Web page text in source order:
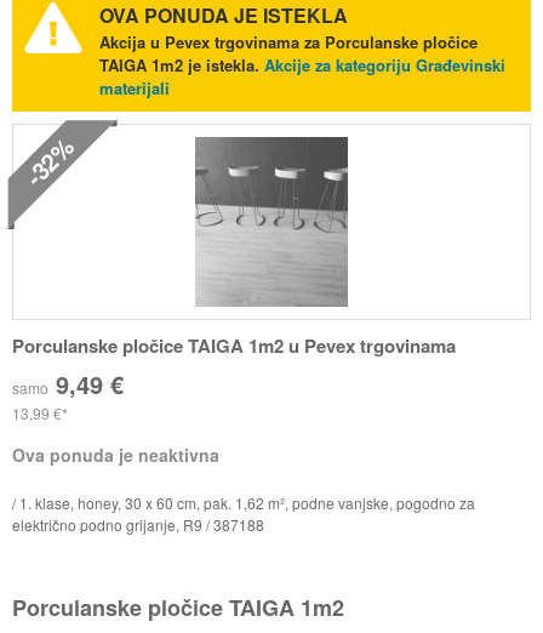
OVA PONUDA JE ISTEKLA
Akcija u Pevex trgovinama za Porculanske pločice
TAIGA 1m2 je istekla. Akcije za kategoriju Građevinski
materijali
-32%
Porculanske pločice TAIGA 1m2 u Pevex trgovinama
samo 9,49 €
13,99 €
Ova ponuda je neaktivna
/ 1. klase, honey, 30 x 60 cm, pak. 1,62 m², podne vanjske, pogodno za
električno podno grijanje, R9 / 387188
Porculanske pločice TAIGA 1m2